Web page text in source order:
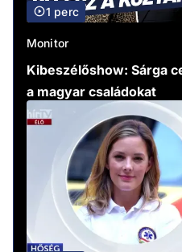
1 perc
Monitor
Kibeszélőshow: Sárga
a magyar családokat